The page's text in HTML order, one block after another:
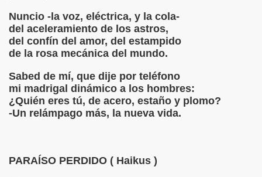
Nuncio -la voz, eléctrica, y la cola-
del aceleramiento de los astros,
del confín del amor, del estampido
de la rosa mecánica del mundo.
Sabed de mí, que dije por teléfono
mi madrigal dinámico a los hombres:
¿Quién eres tú, de acero, estaño y plomo?
-Un relámpago más, la nueva vida.
PARAÍSO PERDIDO ( Haikus )
OLVIDADOS DÍAS